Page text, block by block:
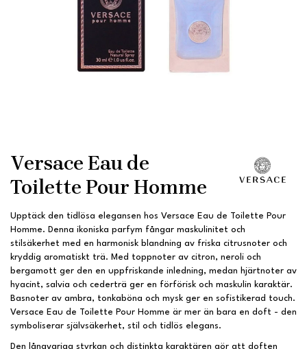
Versace Eau de
Toilette Pour Homme
Upptäck den tidlösa elegansen hos Versace Eau de Toilette Pour
Homme. Denna ikoniska parfym fångar maskulinitet och
stilsäkerhet med en harmonisk blandning av friska citrusnoter och
kryddig aromatiskt trä. Med toppnoter av citron, neroli och
bergamott ger den en uppfriskande inledning, medan hjärtnoter av
hyacint, salvia och cederträ ger en förförisk och maskulin karaktär.
Basnoter av ambra, tonkaböna och mysk ger en sofistikerad touch.
Versace Eau de Toilette Pour Homme är mer än bara en doft - den
symboliserar självsäkerhet, stil och tidlös elegans.
Den långvariga styrkan och distinkta karaktären gör att doften